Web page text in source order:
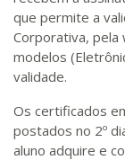
que permite a
Corporativa, pela
modelos
validade.
Os certificados
postados no 2º
aluno adquire e